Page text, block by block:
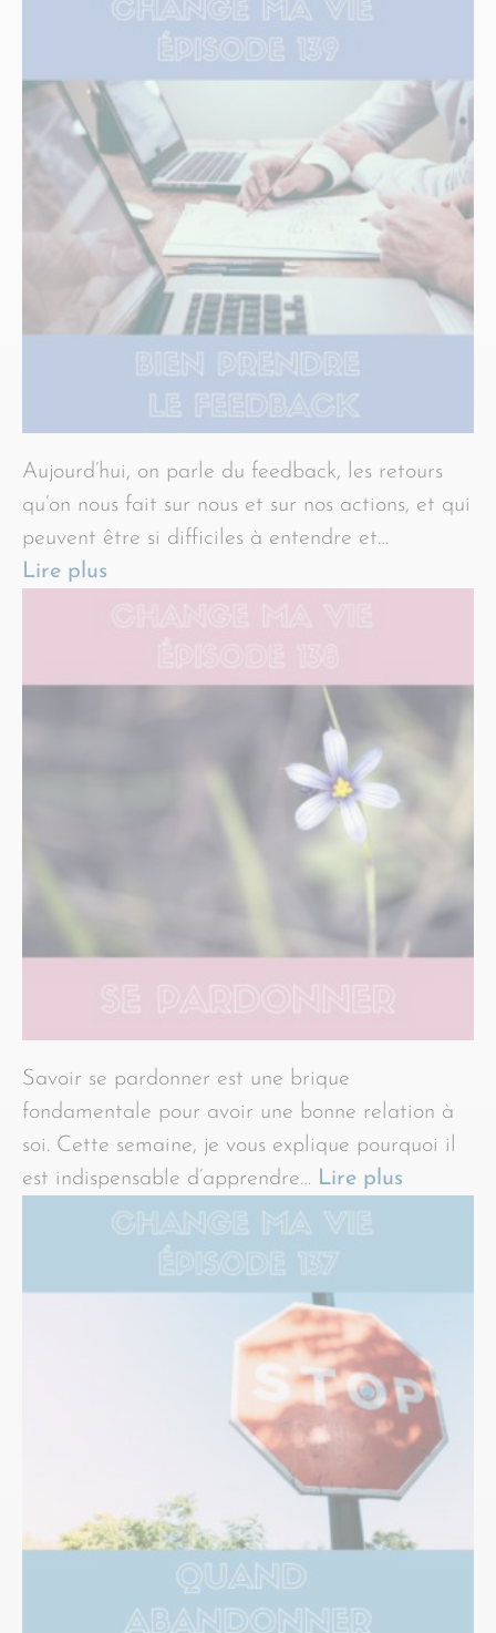
Aujourd’hui, on parle du feedback, les retours
qu’on nous fait sur nous et sur nos actions, et qui
peuvent être si difficiles à entendre et…
Lire plus
Savoir se pardonner est une brique
fondamentale pour avoir une bonne relation à
soi. Cette semaine, je vous explique pourquoi il
est indispensable d’apprendre… Lire plus